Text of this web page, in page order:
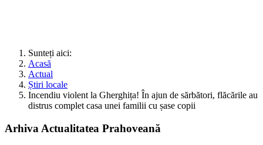
Sunteți aici:
Acasă
Actual
Știri locale
Incendiu violent la Gherghița! În ajun de sărbători, flăcările au
distrus complet casa unei familii cu șase copii
Arhiva Actualitatea Prahoveană